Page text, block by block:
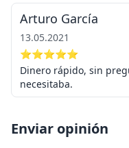
Arturo García
13.05.2021
⭐⭐⭐⭐⭐
Dinero rápido, sin
necesitaba.
Enviar opinión